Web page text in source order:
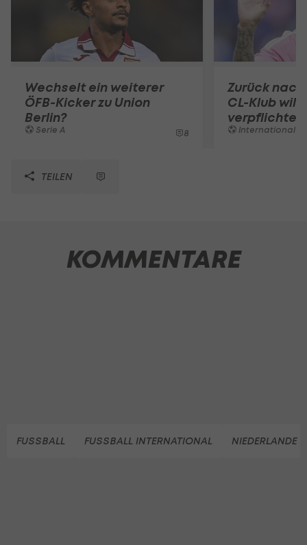
Wechselt ein weiterer
ÖFB-Kicker zu Union
Berlin?
Serie A 8
Zurück nach
CL-Klub will
verpflichten
International
TEILEN
KOMMENTARE
FUSSBALL FUSSBALL INTERNATIONAL NIEDERLANDE